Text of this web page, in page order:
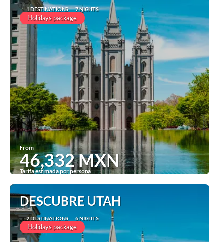
1 DESTINATIONS 7 NIGHTS
Holidays package
From
46,332 MXN
Tarifa estimada por persona
See
DESCUBRE UTAH
2 DESTINATIONS 6 NIGHTS
Holidays package